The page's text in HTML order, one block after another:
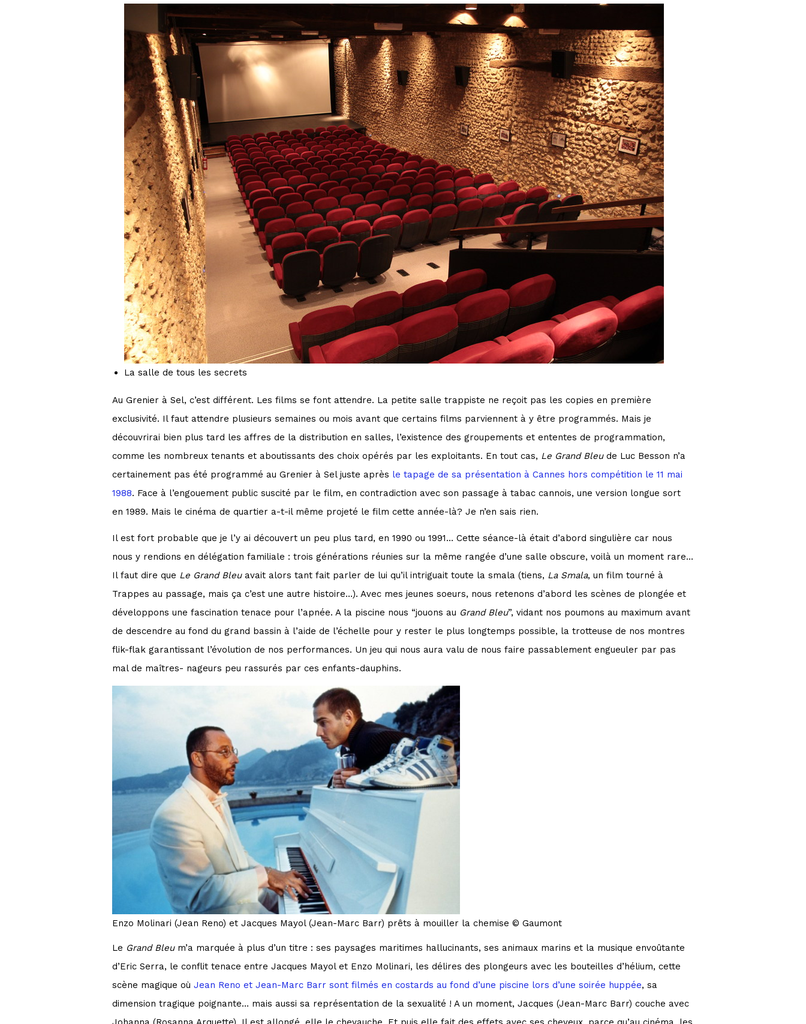
La salle de tous les secrets
Au Grenier à Sel, c’est différent. Les films se font attendre. La petite salle trappiste ne reçoit pas les copies en première
exclusivité. Il faut attendre plusieurs semaines ou mois avant que certains films parviennent à y être programmés. Mais je
découvrirai bien plus tard les affres de la distribution en salles, l’existence des groupements et ententes de programmation,
comme les nombreux tenants et aboutissants des choix opérés par les exploitants. En tout cas, Le Grand Bleude Luc Besson n’a
certainement pas été programmé au Grenier à Sel juste après le tapage de sa présentation à Cannes hors compétition le 11 mai
1988. Face à l’engouement public suscité par le film, en contradiction avec son passage à tabac cannois, une version longue sort
en 1989. Mais le cinéma de quartier a-t-il même projeté le film cette année-là? Je n’en sais rien.
Il est fort probable que je l’y ai découvert un peu plus tard, en 1990 ou 1991… Cette séance-là était d’abord singulière car nous
nous y rendions en délégation familiale : trois générations réunies sur la même rangée d’une salle obscure, voilà un moment rare…
Il faut dire que Le Grand Bleuavait alors tant fait parler de lui qu’il intriguait toute la smala (tiens, La Smala, un film tourné à
Trappes au passage, mais ça c’est une autre histoire…). Avec mes jeunes soeurs, nous retenons d’abord les scènes de plongée et
développons une fascination tenace pour l’apnée. A la piscine nous “jouons au Grand Bleu”, vidant nos poumons au maximum avant
de descendre au fond du grand bassin à l’aide de l’échelle pour y rester le plus longtemps possible, la trotteuse de nos montres
flik-flak garantissant l’évolution de nos performances. Un jeu qui nous aura valu de nous faire passablement engueuler par pas
mal de maîtres- nageurs peu rassurés par ces enfants-dauphins.
Enzo Molinari (Jean Reno) et Jacques Mayol (Jean-Marc Barr) prêts à mouiller la chemise © Gaumont
Le Grand Bleu m’a marquée à plus d’un titre : ses paysages maritimes hallucinants, ses animaux marins et la musique envoûtante
d’Eric Serra, le conflit tenace entre Jacques Mayol et Enzo Molinari, les délires des plongeurs avec les bouteilles d’hélium, cette
scène magique où Jean Reno et Jean-Marc Barr sont filmés en costards au fond d’une piscine lors d’une soirée huppée, sa
dimension tragique poignante… mais aussi sa représentation de la sexualité ! A un moment, Jacques (Jean-Marc Barr) couche avec